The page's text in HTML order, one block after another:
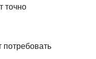
точно
потребовать